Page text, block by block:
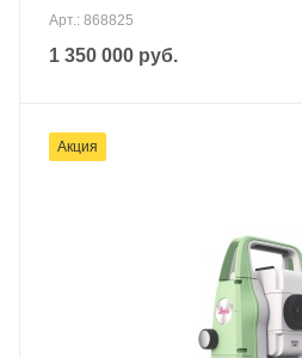
Арт.: 868825
1 350 000 руб.
Акция